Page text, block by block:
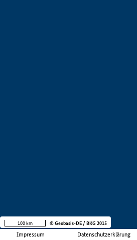
Impressum Datenschutzerklärung
100 km © Geobasis-DE / BKG 2015